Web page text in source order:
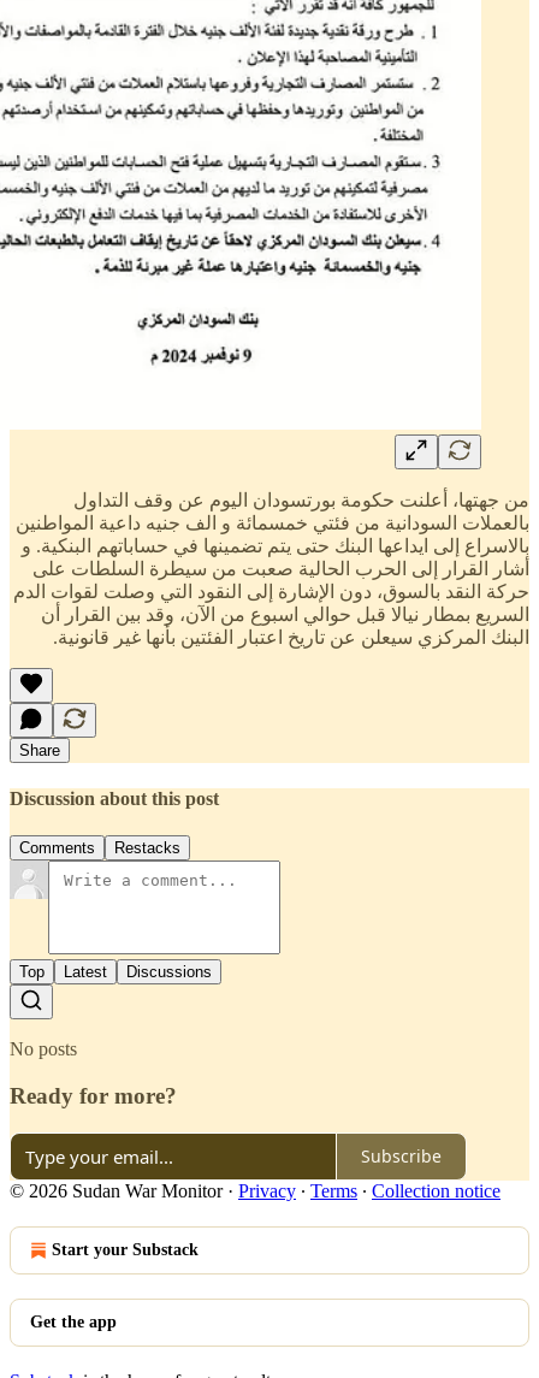
من جهتها، أعلنت حكومة بورتسودان اليوم عن وقف التداول
بالعملات السودانية من فئتي خمسمائة و الف جنيه داعية المواطنين
بالاسراع إلى ايداعها البنك حتى يتم تضمينها في حساباتهم البنكية. و
أشار القرار إلى الحرب الحالية صعبت من سيطرة السلطات على
حركة النقد بالسوق، دون الإشارة إلى النقود التي وصلت لقوات الدم
السريع بمطار نيالا قبل حوالي اسبوع من الآن، وقد بين القرار أن
البنك المركزي سيعلن عن تاريخ اعتبار الفئتين بأنها غير قانونية.
Share
Discussion about this post
Comments Restacks
Top Latest Discussions
No posts
Ready for more?
Subscribe
© 2026 Sudan War Monitor· Privacy ∙ Terms ∙ Collection notice
Start your Substack
Get the app